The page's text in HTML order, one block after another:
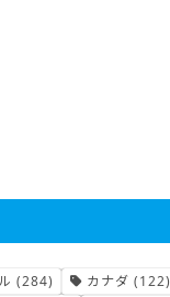
(284) カナダ (122)